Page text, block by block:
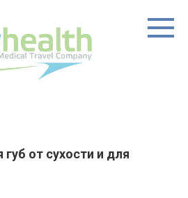
от сухости и для